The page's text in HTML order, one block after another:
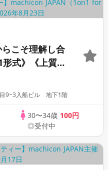
らこそ理解し合
式》《上質な
個室》《飲み
主催》
9−3入船ビル 地下1階
30〜34歳 100円
◎受付中